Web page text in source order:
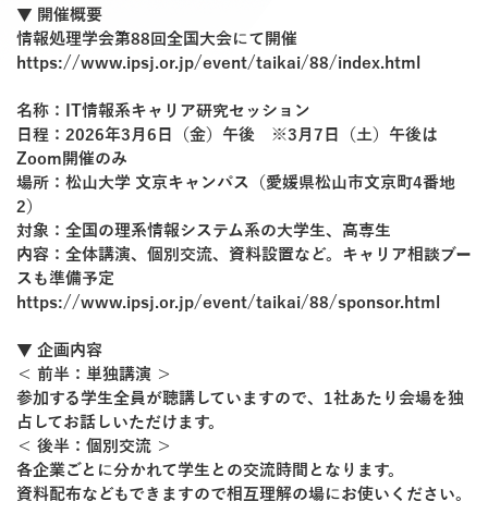
▼ 開催概要
情報処理学会第88回全国大会にて開催
https://www.ipsj.or.jp/event/taikai/88/index.html
名称：IT情報系キャリア研究セッション
日程：2026年3月6日（金）午後 ※3月7日（土）午後は
Zoom開催のみ
場所：松山大学 文京キャンパス（愛媛県松山市文京町4番地
2）
対象：全国の理系情報システム系の大学生、高専生
内容：全体講演、個別交流、資料設置など。キャリア相談ブー
スも準備予定
https://www.ipsj.or.jp/event/taikai/88/sponsor.html
▼ 企画内容
＜ 前半：単独講演 ＞
参加する学生全員が聴講していますので、1社あたり会場を独
占してお話しいただけます。
＜ 後半：個別交流 ＞
各企業ごとに分かれて学生との交流時間となります。
資料配布などもできますので相互理解の場にお使いください。